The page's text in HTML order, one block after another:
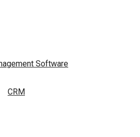
Software
CRM